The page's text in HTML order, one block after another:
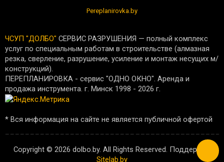
Pereplanirovka.by
ЧСУП "ДОЛБО" СЕРВИС РАЗРУШЕНИЯ — полный комплекс
услуг по специальным работам в строительстве (алмазная
резка, сверление, разрушение, усиление и монтаж несущих м/
конструкций).
ПЕРЕПЛАНИРОВКА - сервис "ОДНО ОКНО". Аренда и
продажа инструмента. г. Минск 1998 - 2026 г.
* Вся информация на сайте не является публичной офертой
Copyright © 2026 dolbo.by. All Rights Reserved. Поддержка
Sitelab.by